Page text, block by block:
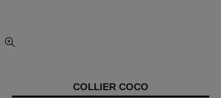
agrandissement
COLLIER COCO